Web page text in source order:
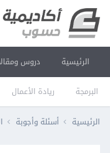
الرئيسية دروس
البرمجة ريادة الأعمال
الرئيسية أسئلة وأجوبة